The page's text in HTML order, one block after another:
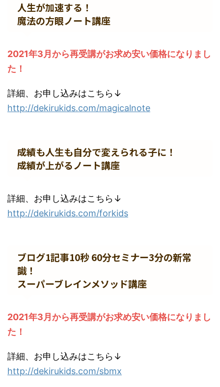
人生が加速する！
魔法の方眼ノート講座
2021年3月から再受講がお求め安い価格になりまし
た！
詳細、お申し込みはこちら↓
http://dekirukids.com/magicalnote
成績も人生も自分で変えられる子に！
成績が上がるノート講座
詳細、お申し込みはこちら↓
http://dekirukids.com/forkids
ブログ1記事10秒 60分セミナー3分の新常
識！
スーパーブレインメソッド講座
2021年3月から再受講がお求め安い価格になりまし
た！
詳細、お申し込みはこちら↓
http://dekirukids.com/sbmx